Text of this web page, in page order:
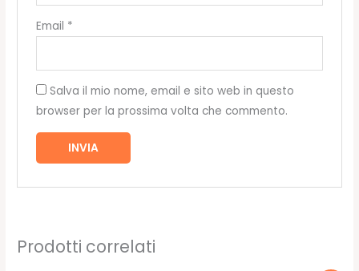
Email *
Salva il mio nome, email e sito web in questo
browser per la prossima volta che commento.
Prodotti correlati